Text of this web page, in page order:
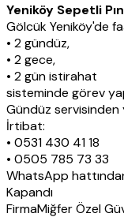
Yeniköy Sepetli
Gölcük Yeniköy'de
• 2 gündüz,
• 2 gece,
• 2 gün istirahat
sisteminde görev
Gündüz servisinden
İrtibat:
• 0531 430 41 18
• 0505 785 73 33
WhatsApp
Kapandı
FirmaMiğfer Özel